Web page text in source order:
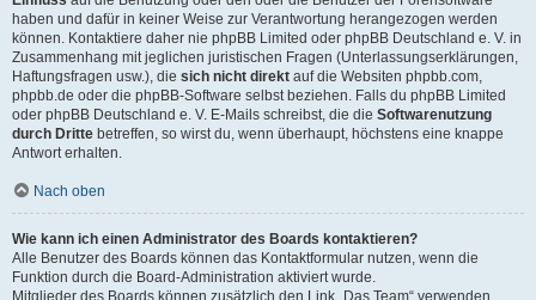
haben und dafür in keiner Weise zur Verantwortung herangezogen werden
können. Kontaktiere daher nie phpBB Limited oder phpBB Deutschland e. V. in
Zusammenhang mit jeglichen juristischen Fragen (Unterlassungserklärungen,
Haftungsfragen usw.), die sich nicht direkt auf die Websiten phpbb.com,
phpbb.de oder die phpBB-Software selbst beziehen. Falls du phpBB Limited
oder phpBB Deutschland e. V. E-Mails schreibst, die die Softwarenutzung
durch Dritte betreffen, so wirst du, wenn überhaupt, höchstens eine knappe
Antwort erhalten.
Nach oben
Wie kann ich einen Administrator des Boards kontaktieren?
Alle Benutzer des Boards können das Kontaktformular nutzen, wenn die
Funktion durch die Board-Administration aktiviert wurde.
Mitglieder des Boards können zusätzlich den Link „Das Team“ verwenden.